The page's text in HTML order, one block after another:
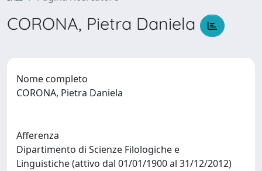
CORONA, Pietra Daniela
Nome completo
CORONA, Pietra Daniela
Afferenza
Dipartimento di Scienze Filologiche e
Linguistiche (attivo dal 01/01/1900 al 31/12/2012)